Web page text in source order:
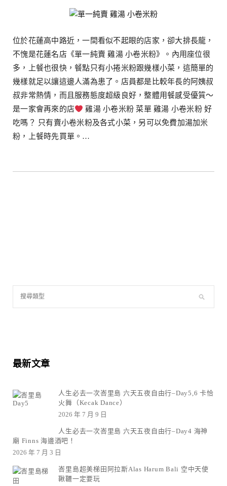
位於花蓮高中路近，一間看似不起眼的店家，卻大排長龍，
不愧是花蓮名店《單一純賣 雞湯 小卷米粉》。內用座位很
多，上餐也很快，餐點只有小捲米粉跟幾樣小菜，這簡單的
幾樣就足以讓這邊人滿為患了。店員都是比較年長的阿姨叔
叔非常熱情，而且服務態度超級良好，整體用餐感受優質～
是一家會再來的店
雞湯 小卷米粉 菜單 雞湯 小卷米粉 好
吃嗎？ 只有賣小卷米粉及各式小菜，另可以免費加湯加米
粉，上餐時先買單。…
最新文章
人生必去一次峇里島 六天五夜自由行–Day5,6 卡恰
火舞（Kecak Dance）
2026 年 7 月 9 日
人生必去一次峇里島 六天五夜自由行–Day4 海神
廟 Finns 海邊酒吧！
2026 年 7 月 3 日
峇里島超美梯田阿拉斯Alas Harum Bali 空中天使
鞦韆一定要玩